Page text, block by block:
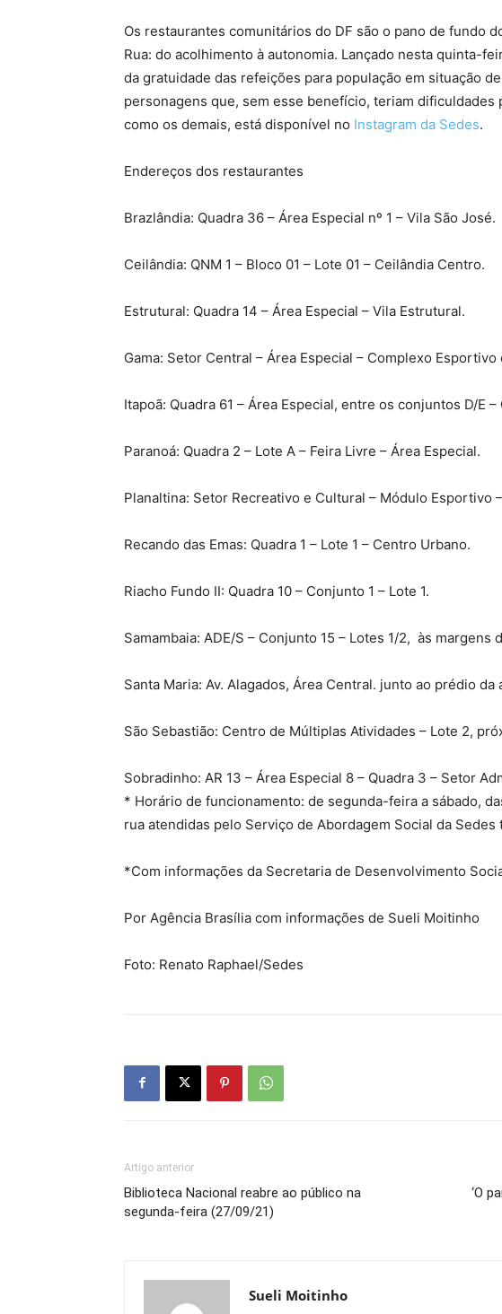
Os restaurantes comunitários do DF são o pano de fundo
Rua: do acolhimento à autonomia. Lançado nesta quinta-
da gratuidade das refeições para população em situação
personagens que, sem esse benefício, teriam dificuldades
como os demais, está disponível no Instagram da Sedes.
Endereços dos restaurantes
Brazlândia: Quadra 36 – Área Especial nº 1 – Vila São José.
Ceilândia: QNM 1 – Bloco 01 – Lote 01 – Ceilândia Centro.
Estrutural: Quadra 14 – Área Especial – Vila Estrutural.
Gama: Setor Central – Área Especial – Complexo Esportivo
Itapoã: Quadra 61 – Área Especial, entre os conjuntos D/E
Paranoá: Quadra 2 – Lote A – Feira Livre – Área Especial.
Planaltina: Setor Recreativo e Cultural – Módulo Esportivo –
Recando das Emas: Quadra 1 – Lote 1 – Centro Urbano.
Riacho Fundo II: Quadra 10 – Conjunto 1 – Lote 1.
Samambaia: ADE/S – Conjunto 15 – Lotes 1/2, às margens
Santa Maria: Av. Alagados, Área Central. junto ao prédio
São Sebastião: Centro de Múltiplas Atividades – Lote 2,
Sobradinho: AR 13 – Área Especial 8 – Quadra 3 – Setor
* Horário de funcionamento: de segunda-feira a sábado,
rua atendidas pelo Serviço de Abordagem Social da
*Com informações da Secretaria de Desenvolvimento
Por Agência Brasília com informações de Sueli Moitinho
Foto: Renato Raphael/Sedes
Artigo anterior
Biblioteca Nacional reabre ao público na
segunda-feira (27/09/21)
‘O
Sueli Moitinho